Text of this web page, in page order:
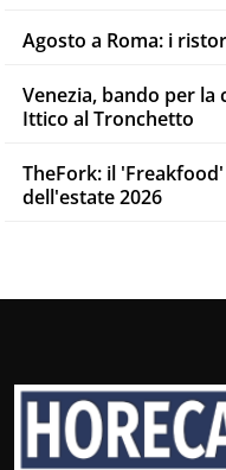
Agosto a Roma: i
Venezia, bando per la
Ittico al Tronchetto
TheFork: il
dell'estate 2026